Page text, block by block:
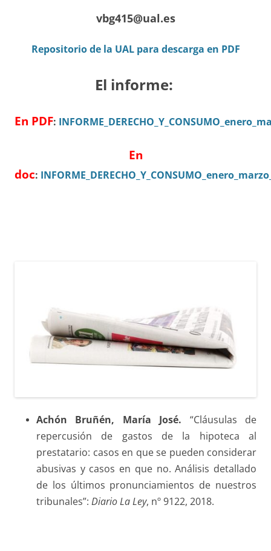
vbg415@ual.es
Repositorio de la UAL para descarga en PDF
El informe:
En PDF:
En
doc:
Achón Bruñén, María José. “Cláusulas de
repercusión de gastos de la hipoteca al
prestatario: casos en que se pueden considerar
abusivas y casos en que no. Análisis detallado
de los últimos pronunciamientos de nuestros
tribunales”: Diario La Ley, nº 9122, 2018.